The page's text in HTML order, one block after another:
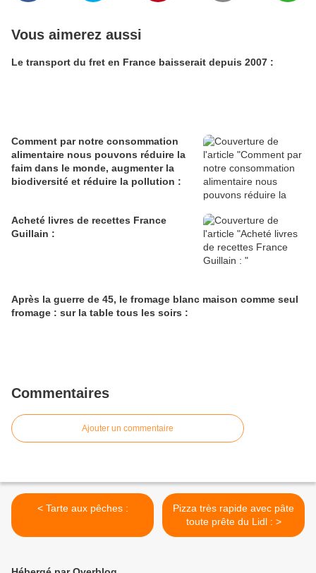
Vous aimerez aussi
Le transport du fret en France baisserait depuis 2007 :
Comment par notre consommation
alimentaire nous pouvons réduire la
faim dans le monde, augmenter la
biodiversité et réduire la pollution :
Acheté livres de recettes France
Guillain :
Après la guerre de 45, le fromage blanc maison comme seul
fromage : sur la table tous les soirs :
Commentaires
Ajouter un commentaire
< Tarte aux pêches :
Pizza très rapide avec pâte
toute prête du Lidl : >